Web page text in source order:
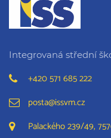
Integrovaná střední
+420 571 685 222
posta@issvm.cz
Palackého 239/49,